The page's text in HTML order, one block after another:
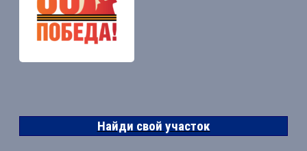
Найди свой участок